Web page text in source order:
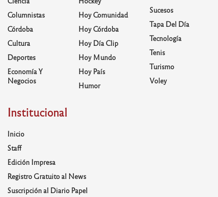
Columnistas
Córdoba
Cultura
Deportes
Economía Y
Negocios
Hoy Comunidad
Hoy Córdoba
Hoy Día Clip
Hoy Mundo
Hoy País
Humor
Sucesos
Tapa Del Día
Tecnología
Tenis
Turismo
Voley
Institucional
Inicio
Staff
Edición Impresa
Registro Gratuito al News
Suscripción al Diario Papel